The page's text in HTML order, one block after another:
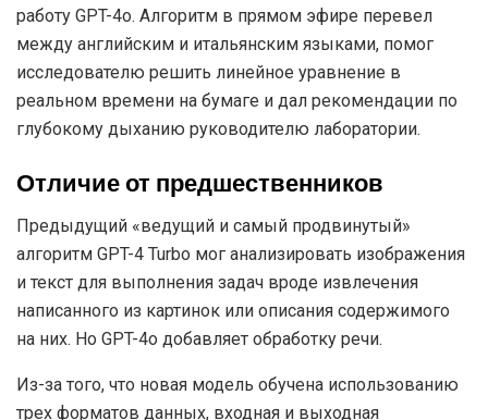
работу GPT-4o. Алгоритм в прямом эфире перевел
между английским и итальянским языками, помог
исследователю решить линейное уравнение в
реальном времени на бумаге и дал рекомендации по
глубокому дыханию руководителю лаборатории.
Отличие от предшественников
Предыдущий «ведущий и самый продвинутый»
алгоритм GPT-4 Turbo мог анализировать изображения
и текст для выполнения задач вроде извлечения
написанного из картинок или описания содержимого
на них. Но GPT-4o добавляет обработку речи.
Из-за того, что новая модель обучена использованию
трех форматов данных, входная и выходная